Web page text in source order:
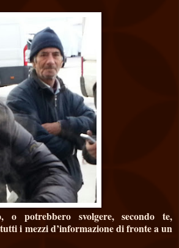
o potrebbero svolgere, secondo te,
i mezzi d’informazione di fronte a un